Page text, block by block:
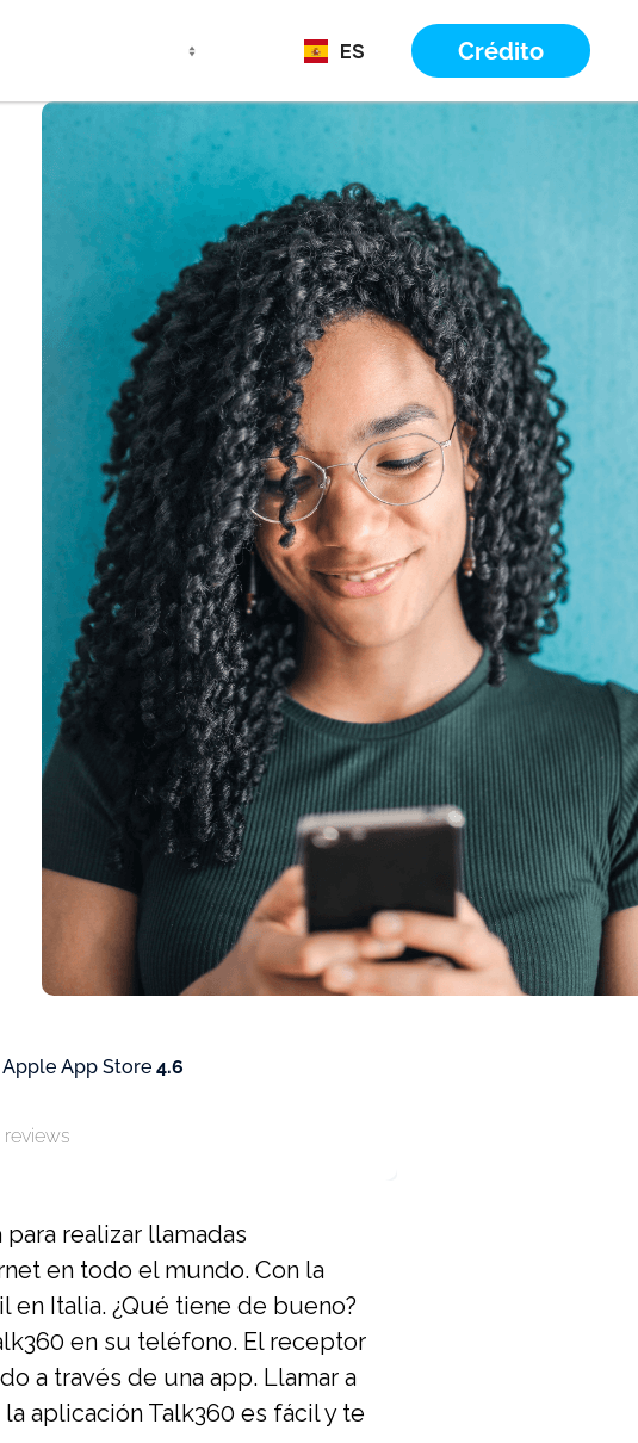
ES Crédito
Apple App Store 4.6
reviews
realizar llamadas
en todo el mundo. Con la
Italia. ¿Qué tiene de bueno?
en su teléfono. El receptor
a través de una app. Llamar a
aplicación Talk360 es fácil y te